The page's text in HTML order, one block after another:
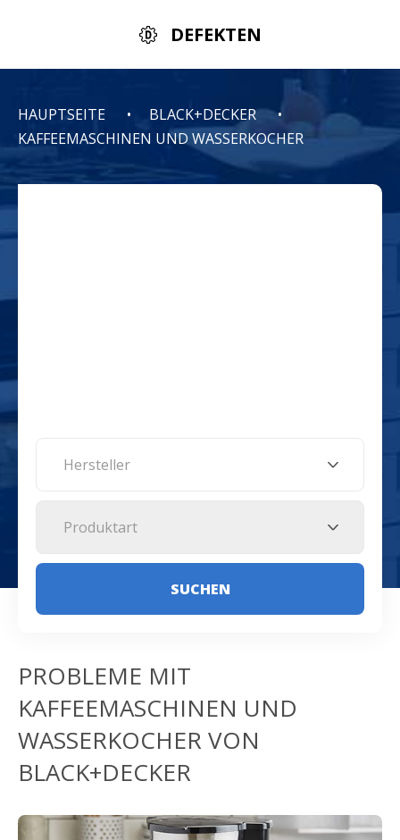
DEFEKTEN
HAUPTSEITE
BLACK+DECKER
KAFFEEMASCHINEN UND WASSERKOCHER
Hersteller
Produktart
SUCHEN
PROBLEME MIT
KAFFEEMASCHINEN UND
WASSERKOCHER VON
BLACK+DECKER